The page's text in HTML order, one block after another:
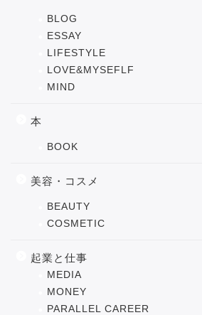
BLOG
ESSAY
LIFESTYLE
LOVE&MYSEFLF
MIND
本
BOOK
美容・コスメ
BEAUTY
COSMETIC
起業と仕事
MEDIA
MONEY
PARALLEL CAREER